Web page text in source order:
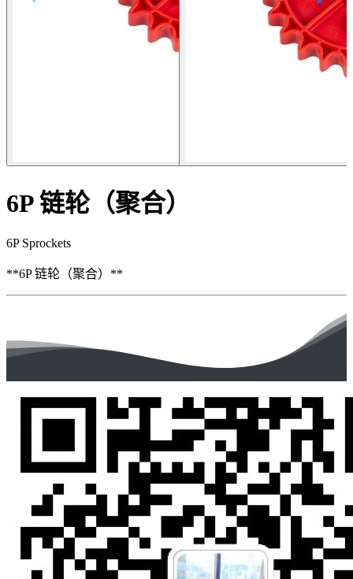
6P 链轮（聚合）
6P Sprockets
**6P 链轮（聚合）**